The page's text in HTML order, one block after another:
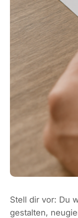
Stell dir vor: Du
gestalten,